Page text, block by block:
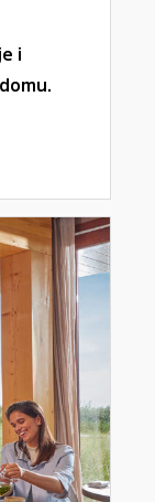
i